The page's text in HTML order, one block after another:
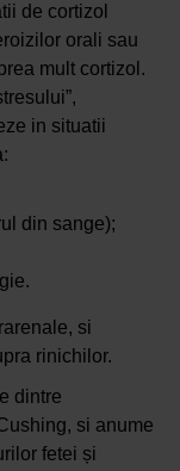
de cortizol
orali sau
mult cortizol.
in situatii
din sange);
si
rinichilor.
dintre
si anume
fetei și